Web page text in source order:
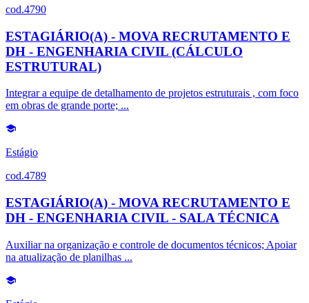
cod.4790
ESTAGIÁRIO(A) - MOVA RECRUTAMENTO E
DH - ENGENHARIA CIVIL (CÁLCULO
ESTRUTURAL)
Integrar a equipe de detalhamento de projetos estruturais , com foco
em obras de grande porte; ...
Estágio
cod.4789
ESTAGIÁRIO(A) - MOVA RECRUTAMENTO E
DH - ENGENHARIA CIVIL - SALA TÉCNICA
Auxiliar na organização e controle de documentos técnicos; Apoiar
na atualização de planilhas ...